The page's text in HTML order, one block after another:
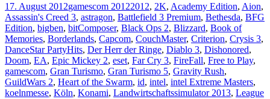
17. August 2012gamescom 20122012, 2K, Academy Edition, Aion,
Assassin's Creed 3, astragon, Battlefield 3 Premium, Bethesda, BFG
Edition, bigben, bitComposer, Black Ops 2, Blizzard, Book of
Memories, Borderlands, Capcom, CouchMaster, Criterion, Crysis 3,
DanceStar PartyHits, Der Herr der Ringe, Diablo 3, Dishonored,
Doom, EA, Epic Mickey 2, eset, Far Cry 3, FireFall, Free to Play,
gamescom, Gran Turismo, Gran Turismo 5, Gravity Rush,
GuildWars 2, Heart of the Swarm, id, intel, intel Extreme Masters,
koelnmesse, Köln, Konami, Landwirtschaftssimulator 2013, League